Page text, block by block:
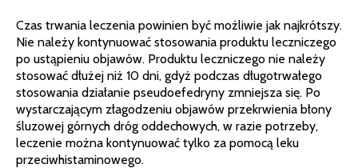
Czas trwania leczenia powinien być możliwie jak najkrótszy.
Nie należy kontynuować stosowania produktu leczniczego
po ustąpieniu objawów. Produktu leczniczego nie należy
stosować dłużej niż 10 dni, gdyż podczas długotrwałego
stosowania działanie pseudoefedryny zmniejsza się. Po
wystarczającym złagodzeniu objawów przekrwienia błony
śluzowej górnych dróg oddechowych, w razie potrzeby,
leczenie można kontynuować tylko za pomocą leku
przeciwhistaminowego.